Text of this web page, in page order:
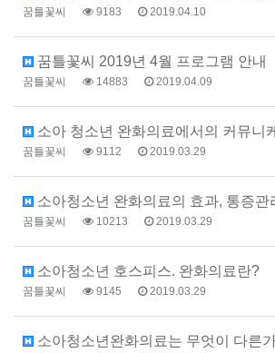
꿈틀꽃씨 9183 2019.04.10
꿈틀꽃씨 2019년 4월 프로그램 안내
꿈틀꽃씨 14883 2019.04.09
소아 청소년 완화의료에서의 커뮤니
꿈틀꽃씨 9112 2019.03.29
소아청소년 완화의료의 효과, 통증관
꿈틀꽃씨 10213 2019.03.29
소아청소년 호스피스. 완화의료란?
꿈틀꽃씨 9145 2019.03.29
소아청소년완화의료는 무엇이 다른